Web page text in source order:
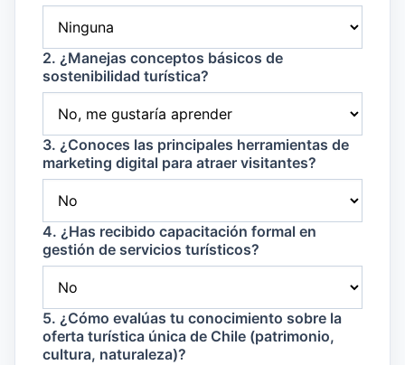
2. ¿Manejas conceptos básicos de
sostenibilidad turística?
3. ¿Conoces las principales herramientas de
marketing digital para atraer visitantes?
4. ¿Has recibido capacitación formal en
gestión de servicios turísticos?
5. ¿Cómo evalúas tu conocimiento sobre la
oferta turística única de Chile (patrimonio,
cultura, naturaleza)?